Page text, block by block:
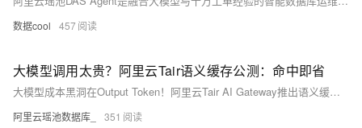
数据cool 457
大模型调用太贵？阿里云Tair语义缓存公测：命中即省
大模型成本黑洞在Output Token！阿里云Tair AI Gateway推出语义缓存，通过向量检索识别语义重复请求，跳过LLM推理，实测命中率近60%、准确率F1达0.89，毫秒级响应。兼容OpenAI/Redis API，4步接入，公测期全免费。
阿里云瑶池数据库_ 351